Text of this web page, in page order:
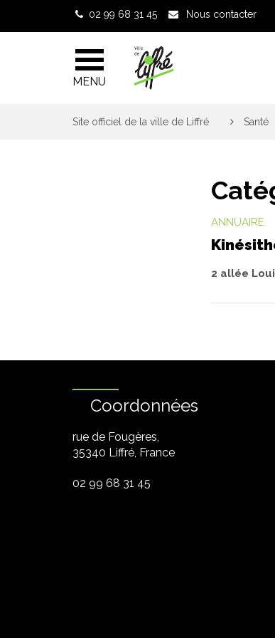
02 99 68 31 45 Nous contacter
MENU
Site officiel de la ville de Liffré Santé
ANNUAIRE
2 allée
Coordonnées
rue de Fougères,
35340 Liffré, France
02 99 68 31 45